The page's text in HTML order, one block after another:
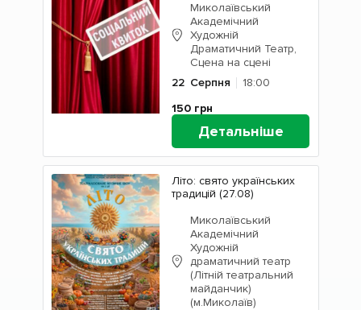
Миколаївський
Академічний
Художній
Драматичний Театр,
Сцена на сцені
22 Серпня
18:00
150 грн
Детальніше
Літо: свято українських
традицій (27.08)
Миколаївський
Академічний
Художній
драматичний театр
(Літній театральний
майданчик)
(м.Миколаїв)